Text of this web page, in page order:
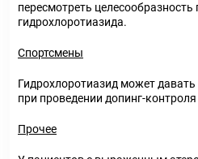
пересмотреть целесообразность
гидрохлоротиазида.
Спортсмены
Гидрохлоротиазид может
при проведении допинг-
Прочее